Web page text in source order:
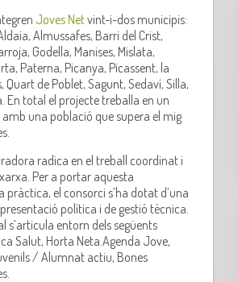
Joves Netvint-i-dos municipis:
Almussafes, Barri del Crist,
Godella, Manises, Mislata,
Paterna, Picanya, Picassent, la
Quart de Poblet, Sagunt, Sedaví, Silla,
En total el projecte treballa en un
una població que supera el mig
radica en el treball coordinat i
Per a portar aquesta
pràctica, el consorci s’ha dotat d’una
política i de gestió tècnica.
s’articula entorn dels següents
Salut, Horta Neta.Agenda Jove,
/ Alumnat actiu, Bones